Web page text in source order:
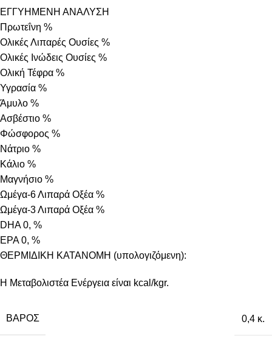
ΕΓΓΥΗΜΕΝΗ ΑΝΑΛΥΣΗ
Πρωτεΐνη %
Ολικές Λιπαρές Ουσίες %
Ολικές Ινώδεις Ουσίες %
Ολική Τέφρα %
Υγρασία %
Άμυλο %
Ασβέστιο %
Φώσφορος %
Νάτριο %
Κάλιο %
Μαγνήσιο %
Ωμέγα-6 Λιπαρά Οξέα %
Ωμέγα-3 Λιπαρά Οξέα %
DHA 0, %
EPA 0, %
ΘΕΡΜΙΔΙΚΗ ΚΑΤΑΝΟΜΗ (υπολογιζόμενη):
Η Μεταβολιστέα Ενέργεια είναι kcal/kgr.
ΒΆΡΟΣ 0,4 κ.